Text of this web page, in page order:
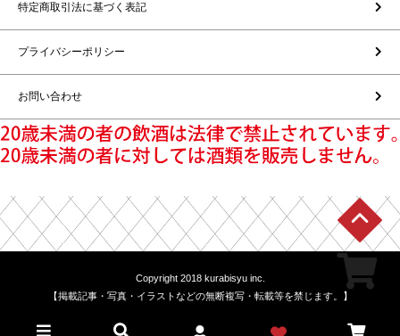
特定商取引法に基づく表記
プライバシーポリシー
お問い合わせ
Copyright 2018 kurabisyu inc.
【掲載記事・写真・イラストなどの無断複写・転載等を禁じます。】